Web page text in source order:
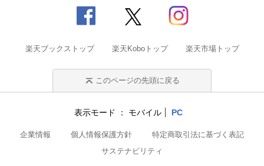
楽天ブックストップ 楽天Koboトップ 楽天市場トップ
このページの先頭に戻る
表示モード モバイル PC
企業情報 個人情報保護方針
特定商取引法に基づく表記
サステナビリティ